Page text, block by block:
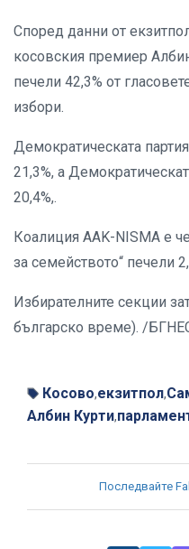
Според данни от
косовския премиер
печели 42,3% от
избори.
Демократическата
21,3%, а
20,4%,.
Коалиция AAK-NISMA е
за семейството“ печели
Избирателните секции
българско време). /
Косово,екзитпол,
Албин Курти,
Последвайте